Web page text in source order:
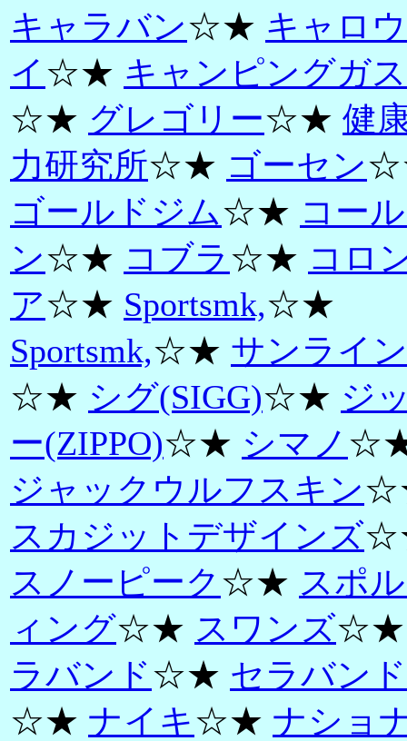
キャラバン☆★ キャロ
イ ☆★ キャンピングガス
☆★ グレゴリー☆★ 健
力研究所☆★ ゴーセン
ゴールドジム☆★ コー
ン☆★ コブラ ☆★ コロ
ア☆★ Sportsmk,☆★
Sportsmk,☆★ サンライン
☆★ シグ(SIGG)☆★ ジ
ー(ZIPPO)☆★ シマノ
ジャックウルフスキン
スカジットデザインズ
スノーピーク ☆★ スポ
ィング☆★ スワンズ
ラバンド☆★ セラバンド
☆★ ナイキ☆★ ナショ